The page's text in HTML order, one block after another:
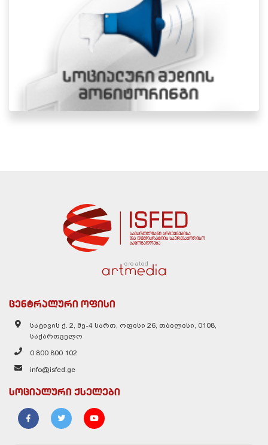
created
ცენტრალური ოფისი
სატივის ქ. 2, მე-4 სართ, ოფისი 26, თბილისი, 0108,
საქართველო
0 800 800 102
info@isfed.ge
სოციალური ქსელები